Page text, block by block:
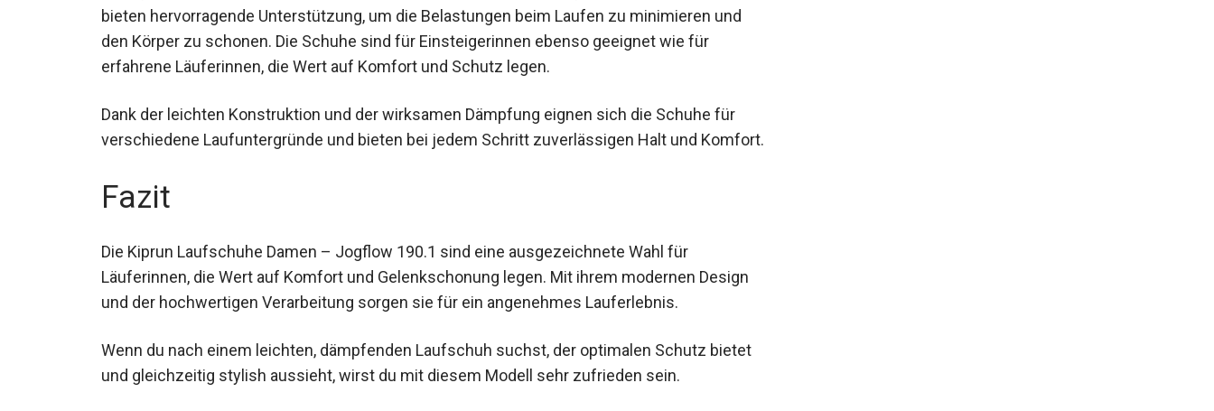
Die Kiprun Laufschuhe sind ideal für Läuferinnen, die bis zu 20 km pro Woche laufen. Sie
bieten hervorragende Unterstützung, um die Belastungen beim Laufen zu minimieren und
den Körper zu schonen. Die Schuhe sind für Einsteigerinnen ebenso geeignet wie für
Dank der leichten Konstruktion und der wirksamen Dämpfung eignen sich die Schuhe für
Komfort.
Fazit
Die Kiprun Laufschuhe Damen – Jogflow 190.1 sind eine ausgezeichnete Wahl für
und der hochwertigen Verarbeitung sorgen sie für ein angenehmes Lauferlebnis.